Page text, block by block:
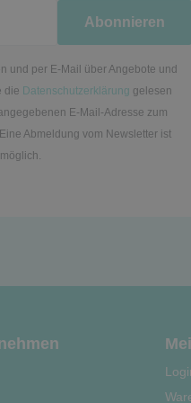
Abonnieren
und per E-Mail über Angebote und
die Datenschutzerklärung gelesen
E-Mail-Adresse zum
Abmeldung vom Newsletter ist